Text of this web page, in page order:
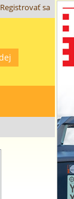
Registrovať sa